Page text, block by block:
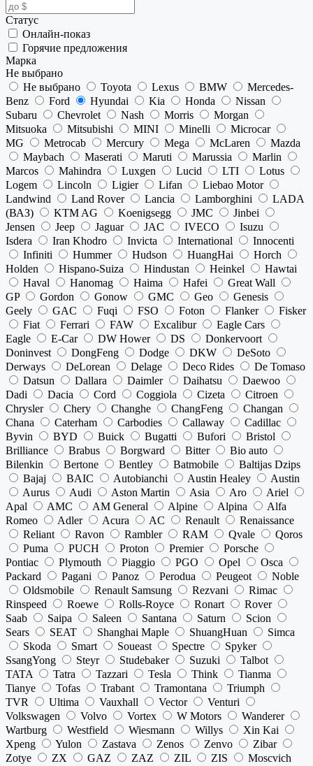
Статус
Онлайн-показ
Горячие предложения
Марка
Не выбрано
Не выбрано
Toyota Lexus BMW
Mercedes-
Benz
Ford Hyundai Kia Honda
Nissan
Subaru
Chevrolet Nash Morris
Morgan
Mitsuoka
Mitsubishi MINI Minelli
Microcar
MG
Metrocab Mercury Mega McLaren
Mazda
Maybach
Maserati Maruti Marussia
Marlin
Marcos
Mahindra Luxgen Lucid LTI
Lotus
Logem
Lincoln Ligier Lifan
Liebao Motor
Landwind
Land Rover Lancia Lamborghini
LADA
(ВАЗ)
KTM AG Koenigsegg JMC
Jinbei
Jensen
Jeep Jaguar JAC IVECO
Isuzu
Isdera
Iran Khodro Invicta International
Innocenti
Infiniti
Hummer Hudson HuangHai
Horch
Holden
Hispano-Suiza Hindustan Heinkel
Hawtai
Haval
Hanomag Haima Hafei
Great Wall
GP
Gordon Gonow GMC Geo
Genesis
Geely
GAC Fuqi FSO Foton Flanker
Fisker
Fiat
Ferrari FAW Excalibur
Eagle Cars
Eagle
E-Car DW Hower DS
Donkervoort
Doninvest
DongFeng Dodge DKW
DeSoto
Derways
DeLorean Delage Deco Rides
De Tomaso
Datsun
Dallara Daimler Daihatsu
Daewoo
Dadi
Dacia Cord Coggiola Cizeta
Citroen
Chrysler
Chery Changhe ChangFeng
Changan
Chana
Caterham Carbodies Callaway
Cadillac
Byvin
BYD Buick Bugatti Bufori
Bristol
Brilliance
Brabus Borgward Bitter
Bio auto
Bilenkin
Bertone Bentley Batmobile
Baltijas Dzips
Bajaj
BAIC Autobianchi Austin Healey
Austin
Aurus
Audi Aston Martin Asia Aro
Ariel
Apal
AMC AM General Alpine Alpina
Alfa
Romeo
Adler Acura AC Renault
Renaissance
Reliant
Ravon Rambler RAM Qvale
Qoros
Puma
PUCH Proton Premier
Porsche
Pontiac
Plymouth Piaggio PGO Opel
Osca
Packard
Pagani Panoz Perodua Peugeot
Noble
Oldsmobile
Renault Samsung Rezvani
Rimac
Rinspeed
Roewe Rolls-Royce Ronart
Rover
Saab
Saipa Saleen Santana Saturn
Scion
Sears
SEAT Shanghai Maple ShuangHuan
Simca
Skoda
Smart Soueast Spectre
Spyker
SsangYong
Steyr Studebaker Suzuki
Talbot
TATA
Tatra Tazzari Tesla Think
Tianma
Tianye
Tofas Trabant Tramontana
Triumph
TVR
Ultima Vauxhall Vector
Venturi
Volkswagen
Volvo Vortex W Motors
Wanderer
Wartburg
Westfield Wiesmann Willys
Xin Kai
Xpeng
Yulon Zastava Zenos Zenvo
Zibar
Zotye
ZX GAZ ZAZ ZIL ZIS
Moscvich